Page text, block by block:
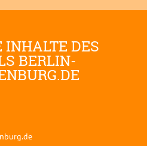
INHALTE DES
BERLIN-